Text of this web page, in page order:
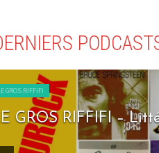
LE GROS RIFFIFI
LE GROS RIFFIFI –